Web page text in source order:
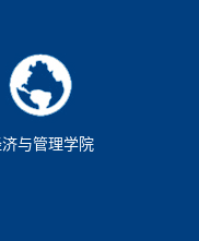
与管理学院